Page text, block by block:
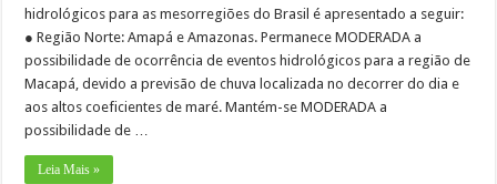
hidrológicos para as mesorregiões do Brasil é apresentado a seguir:
● Região Norte: Amapá e Amazonas. Permanece MODERADA a
possibilidade de ocorrência de eventos hidrológicos para a região de
Macapá, devido a previsão de chuva localizada no decorrer do dia e
aos altos coeficientes de maré. Mantém-se MODERADA a
possibilidade de …
Leia Mais »